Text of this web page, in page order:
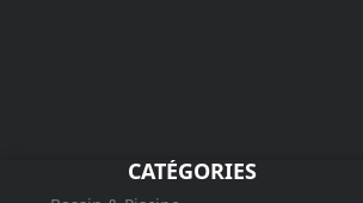
CATÉGORIES